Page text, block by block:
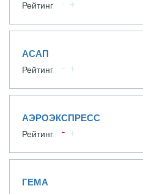
Рейтинг
АСАП
Рейтинг
АЭРОЭКСПРЕСС
Рейтинг
ГЕМА